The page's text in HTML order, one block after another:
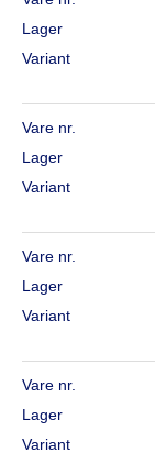
Lager
Variant
Vare nr.
Lager
Variant
Vare nr.
Lager
Variant
Vare nr.
Lager
Variant